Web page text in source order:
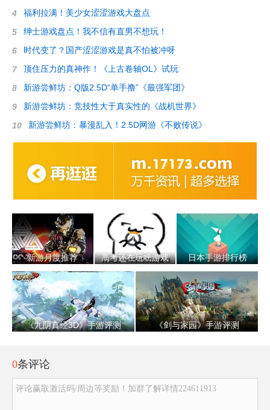
4 福利拉满！美少女涩涩游戏大盘点
5 绅士游戏盘点！我不信有直男不想玩！
6 时代变了？国产涩涩游戏是真不怕被冲呀
7 顶住压力的真神作！《上古卷轴OL》试玩
8 新游尝鲜坊：Q版2.5D“单手撸”《最强军团》
9 新游尝鲜坊：竞技性大于真实性的《战机世界》
10 新游尝鲜坊：暴漫乱入！2.5D网游《不败传说》
新游月度推荐 高考还在玩啥游戏 日本手游排行榜
《九阴真经3D》手游评测 《剑与家园》手游评测
0条评论
评论赢取激活码/周边等奖励！加群了解详情224611913